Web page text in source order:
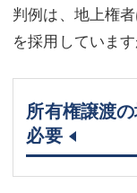
判例は、地上権
を採用していま
所有権譲渡
必要